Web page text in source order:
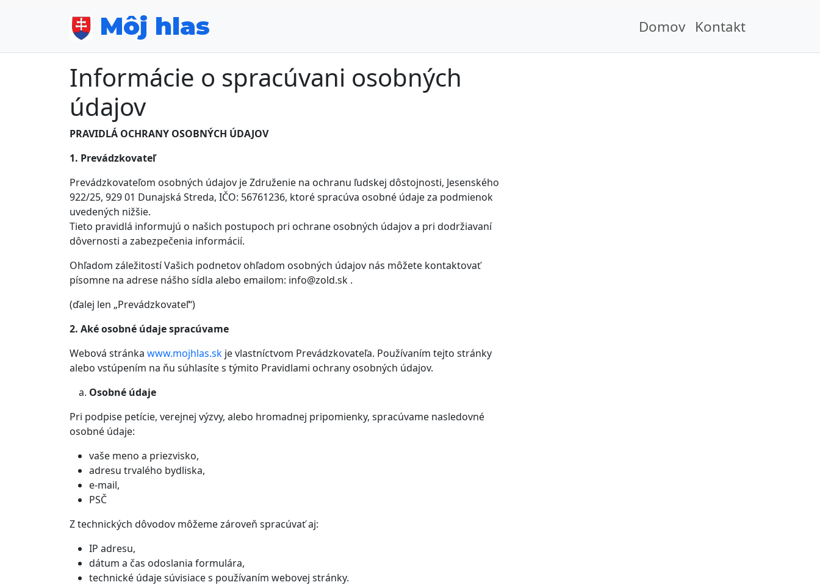
Môj hlas Domov Kontakt
Informácie o spracúvani osobných
údajov
PRAVIDLÁ OCHRANY OSOBNÝCH ÚDAJOV
1. Prevádzkovateľ
Prevádzkovateľom osobných údajov je Združenie na ochranu ľudskej dôstojnosti, Jesenského
922/25, 929 01 Dunajská Streda, IČO: 56761236, ktoré spracúva osobné údaje za podmienok
uvedených nižšie.
Tieto pravidlá informujú o našich postupoch pri ochrane osobných údajov a pri dodržiavaní
dôvernosti a zabezpečenia informácií.
Ohľadom záležitostí Vašich podnetov ohľadom osobných údajov nás môžete kontaktovať
písomne na adrese nášho sídla alebo emailom: info@zold.sk .
(ďalej len „Prevádzkovateľ“)
2. Aké osobné údaje spracúvame
Webová stránka www.mojhlas.sk je vlastníctvom Prevádzkovateľa. Používaním tejto stránky
alebo vstúpením na ňu súhlasíte s týmito Pravidlami ochrany osobných údajov.
Osobné údaje
Pri podpise petície, verejnej výzvy, alebo hromadnej pripomienky, spracúvame nasledovné
osobné údaje:
vaše meno a priezvisko,
adresu trvalého bydliska,
e-mail,
PSČ
Z technických dôvodov môžeme zároveň spracúvať aj:
IP adresu,
dátum a čas odoslania formulára,
technické údaje súvisiace s používaním webovej stránky.